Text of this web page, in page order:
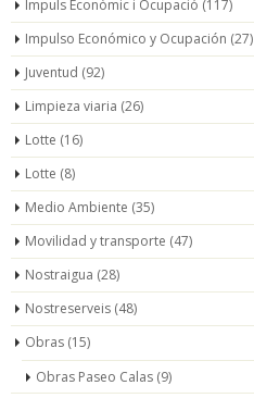
Impuls Econòmic i Ocupació (117)
Impulso Económico y Ocupación (27)
Juventud (92)
Limpieza viaria (26)
Lotte (16)
Lotte (8)
Medio Ambiente (35)
Movilidad y transporte (47)
Nostraigua (28)
Nostreserveis (48)
Obras (15)
Obras Paseo Calas (9)